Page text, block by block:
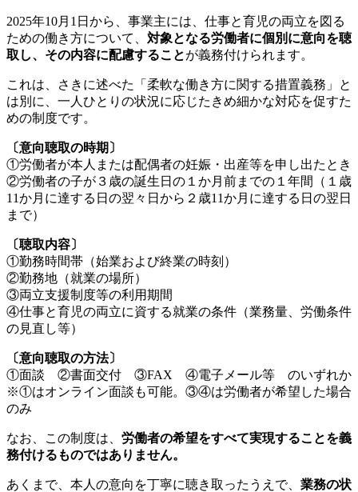
2025年10月1日から、事業主には、仕事と育児の両立を図る
ための働き方について、 対象となる労働者に個別に意向を聴
取し、その内容に配慮することが義務付けられます。
これは、さきに述べた「柔軟な働き方に関する措置義務」と
は別に、一人ひとりの状況に応じたきめ細かな対応を促すた
めの制度です。
〔意向聴取の時期〕
①労働者が本人または配偶者の妊娠・出産等を申し出たとき
②労働者の子が３歳の誕生日の１か月前までの１年間（１歳
11か月に達する日の翌々日から２歳11か月に達する日の翌日
まで）
〔聴取内容〕
①勤務時間帯（始業および終業の時刻）
②勤務地（就業の場所）
③両立支援制度等の利用期間
④仕事と育児の両立に資する就業の条件（業務量、労働条件
の見直し等）
〔意向聴取の方法〕
①面談 ②書面交付 ③FAX ④電子メール等 のいずれか
※①はオンライン面談も可能。③④は労働者が希望した場合
のみ
なお、この制度は、 労働者の希望をすべて実現することを義
務付けるものではありません。
あくまで、本人の意向を丁寧に聴き取ったうえで、 業務の状